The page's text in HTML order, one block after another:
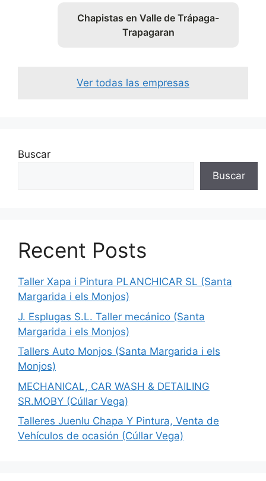
Chapistas en Valle de Trápaga-
Trapagaran
Ver todas las empresas
Buscar
Buscar
Recent Posts
Taller Xapa i Pintura PLANCHICAR SL (Santa
Margarida i els Monjos)
J. Esplugas S.L. Taller mecánico (Santa
Margarida i els Monjos)
Tallers Auto Monjos (Santa Margarida i els
Monjos)
MECHANICAL, CAR WASH & DETAILING
SR.MOBY (Cúllar Vega)
Talleres Juenlu Chapa Y Pintura, Venta de
Vehículos de ocasión (Cúllar Vega)